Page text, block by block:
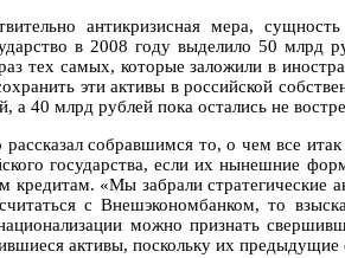
антикризисная мера,
в 2008 году выделило 50 млрд
тех самых, которые заложили в
эти активы в российской
а 40 млрд рублей пока остались не
собравшимся то, о чем все
государства, если их нынешние
кредитам. «Мы забрали стратегические
с Внешэкономбанком, то
можно признать
активы, поскольку их предыдущие